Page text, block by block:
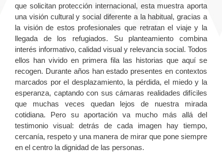
que solicitan protección internacional, esta muestra aporta
una visión cultural y social diferente a la habitual, gracias a
la visión de estos profesionales que retratan el viaje y la
llegada de los refugiados. Su planteamiento combina
interés informativo, calidad visual y relevancia social. Todos
ellos han vivido en primera fila las historias que aquí se
recogen. Durante años han estado presentes en contextos
marcados por el desplazamiento, la pérdida, el miedo y la
esperanza, captando con sus cámaras realidades difíciles
que muchas veces quedan lejos de nuestra mirada
cotidiana. Pero su aportación va mucho más allá del
testimonio visual: detrás de cada imagen hay tiempo,
cercanía, respeto y una manera de mirar que pone siempre
en el centro la dignidad de las personas.